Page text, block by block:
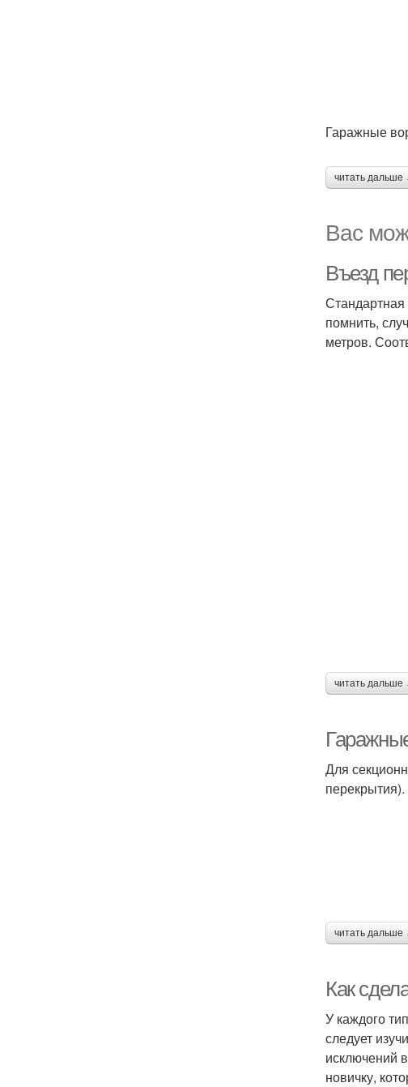
Гаражные
читать дальше
Вас
Въезд
помнить,
метров.
читать дальше
Для
читать дальше
Как
У каждого
следует
исключений
новичку,